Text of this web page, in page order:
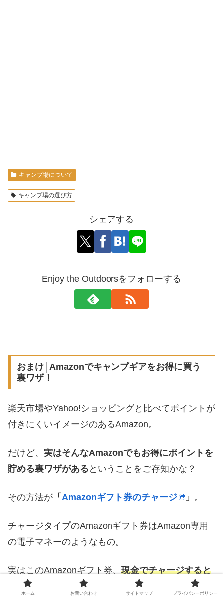
キャンプ場について
キャンプ場の選び方
シェアする
Enjoy the Outdoorsをフォローする
おまけ│Amazonでキャンプギアをお得に買う
裏ワザ！
楽天市場やYahoo!ショッピングと比べてポイントが
付きにくいイメージのあるAmazon。
だけど、 実はそんなAmazonでもお得にポイントを
貯める裏ワザがある ということをご存知かな？
その方法が 「 Amazonギフト券のチャージ 」 。
チャージタイプのAmazonギフト券はAmazon専用
の電子マネーのようなもの。
実はこのAmazonギフト券、 現金でチャージすると
最大2.5%のポイントが付与される
ホーム お問い合わせ サイトマップ プライバシーポリシー